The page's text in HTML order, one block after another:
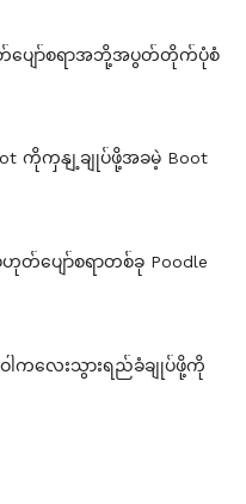
ပျော်စရာအဘို့အပွတ်တိုက်ပုံစံ
ကိုကှနျ့ချုပ်ဖို့အခမဲ့ Boot
ျော်စရာတစ်ခု Poodle
ကလေးသွားရည်ခံချုပ်ဖို့ကို